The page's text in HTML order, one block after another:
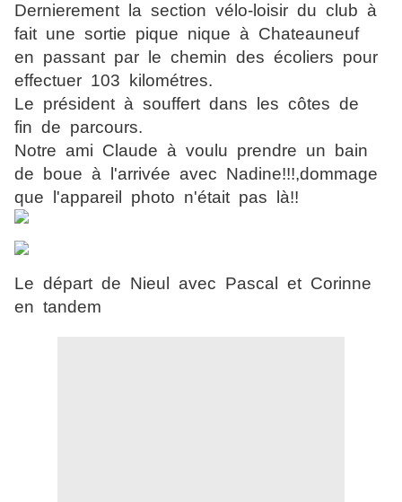
Dernierement la section vélo-loisir du club à
fait une sortie pique nique à Chateauneuf
en passant par le chemin des écoliers pour
effectuer 103 kilométres.
Le président à souffert dans les côtes de
fin de parcours.
Notre ami Claude à voulu prendre un bain
de boue à l'arrivée avec Nadine!!!,dommage
que l'appareil photo n'était pas là!!
Le départ de Nieul avec Pascal et Corinne
en tandem